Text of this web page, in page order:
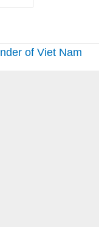
of Viet Nam